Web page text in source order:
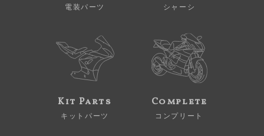
電装パーツ シャーシ
Kit Parts
キットパーツ
Complete
コンプリート